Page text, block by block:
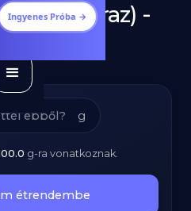
Ingyenes Próba →(Száraz) -
és
g
g-ra vonatkoznak.
étrendembe